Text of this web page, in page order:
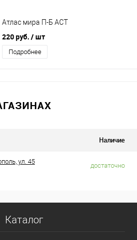
Атлас мира П-Б АСТ
220 руб. / шт
Подробнее
Наличие
ул. 45
достаточно
Каталог